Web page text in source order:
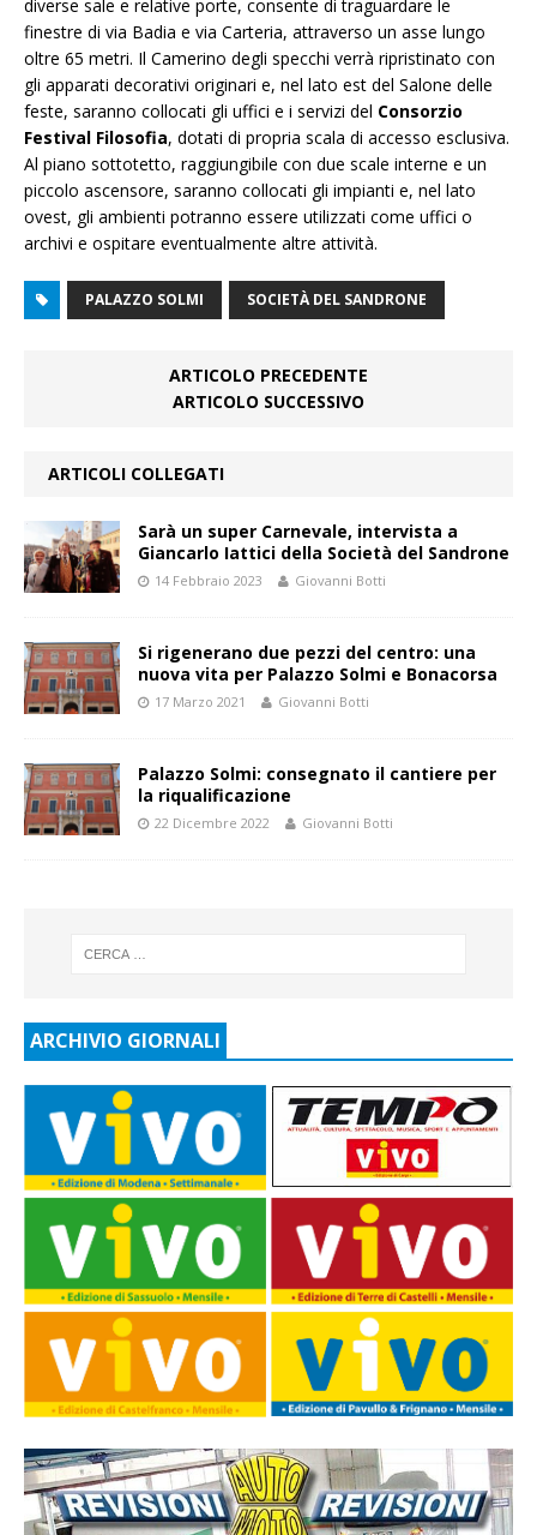
diverse sale e relative porte, consente di traguardare le
finestre di via Badia e via Carteria, attraverso un asse lungo
oltre 65 metri. Il Camerino degli specchi verrà ripristinato con
gli apparati decorativi originari e, nel lato est del Salone delle
feste, saranno collocati gli uffici e i servizi del Consorzio
Festival Filosofia, dotati di propria scala di accesso esclusiva.
Al piano sottotetto, raggiungibile con due scale interne e un
piccolo ascensore, saranno collocati gli impianti e, nel lato
ovest, gli ambienti potranno essere utilizzati come uffici o
archivi e ospitare eventualmente altre attività.
PALAZZO SOLMI SOCIETÀ DEL SANDRONE
ARTICOLO PRECEDENTE
ARTICOLO SUCCESSIVO
ARTICOLI COLLEGATI
Sarà un super Carnevale, intervista a
Giancarlo Iattici della Società del Sandrone
14 Febbraio 2023 Giovanni Botti
Si rigenerano due pezzi del centro: una
nuova vita per Palazzo Solmi e Bonacorsa
17 Marzo 2021 Giovanni Botti
Palazzo Solmi: consegnato il cantiere per
la riqualificazione
22 Dicembre 2022 Giovanni Botti
ARCHIVIO GIORNALI